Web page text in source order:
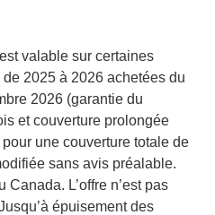
valable sur certaines
2025 à 2026 achetées du
2026 (garantie du
et couverture prolongée
une couverture totale de
sans avis préalable.
L’offre n’est pas
épuisement des